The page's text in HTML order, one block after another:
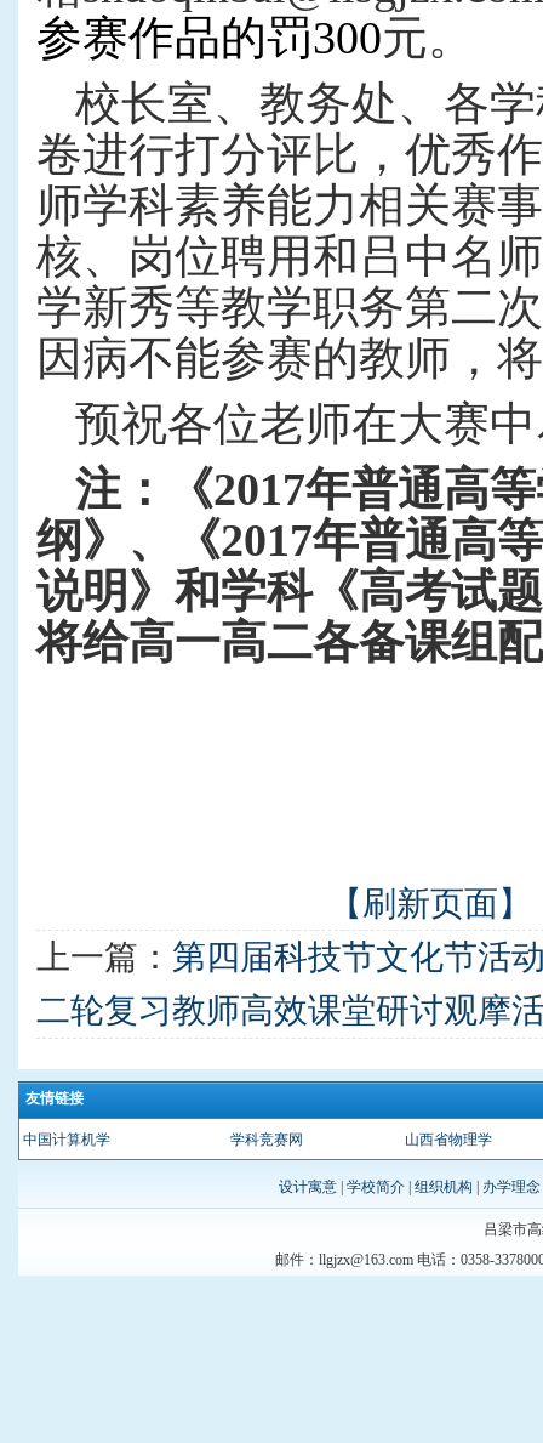
参赛作品的罚300元。
校长室、教务处、各
卷进行打分评比，优秀
师学科素养能力相关赛
核、 岗位聘用和吕中名
学新秀等教学职务第二
因病不能参赛的教师，
预祝各位老师在大赛
注：《2017年普通高
纲》、《2017年普通高
说明》和学科《高考试
将给高一高二各备课组
【刷新页面】
上一篇： 第四届科技节文化节活
二轮复习教师高效课堂研讨观摩
友情链接
中国计算机学 学科竞赛网 山西省物理学
设计寓意 学校简介 组织机构 办学理念
吕梁市
邮件：llgjzx@163.com 电话：0358-